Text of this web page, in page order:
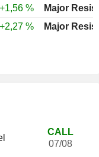
+1,56 %
Major
+2,27 % Major
CALL
07/08